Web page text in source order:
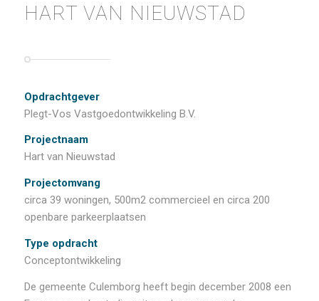
HART VAN NIEUWSTAD
Opdrachtgever
Plegt-Vos Vastgoedontwikkeling B.V.
Projectnaam
Hart van Nieuwstad
Projectomvang
circa 39 woningen, 500m2 commercieel en circa 200
openbare parkeerplaatsen
Type opdracht
Conceptontwikkeling
De gemeente Culemborg heeft begin december 2008 een